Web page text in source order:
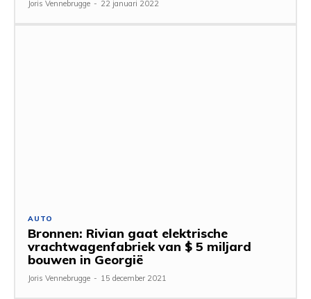
Joris Vennebrugge - 22 januari 2022
AUTO
Bronnen: Rivian gaat elektrische
vrachtwagenfabriek van $ 5 miljard
bouwen in Georgië
Joris Vennebrugge - 15 december 2021